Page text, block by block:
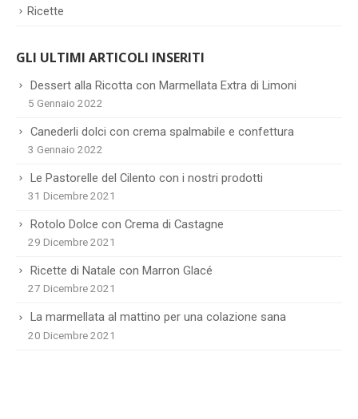
Ricette
GLI ULTIMI ARTICOLI INSERITI
Dessert alla Ricotta con Marmellata Extra di Limoni
5 Gennaio 2022
Canederli dolci con crema spalmabile e confettura
3 Gennaio 2022
Le Pastorelle del Cilento con i nostri prodotti
31 Dicembre 2021
Rotolo Dolce con Crema di Castagne
29 Dicembre 2021
Ricette di Natale con Marron Glacé
27 Dicembre 2021
La marmellata al mattino per una colazione sana
20 Dicembre 2021